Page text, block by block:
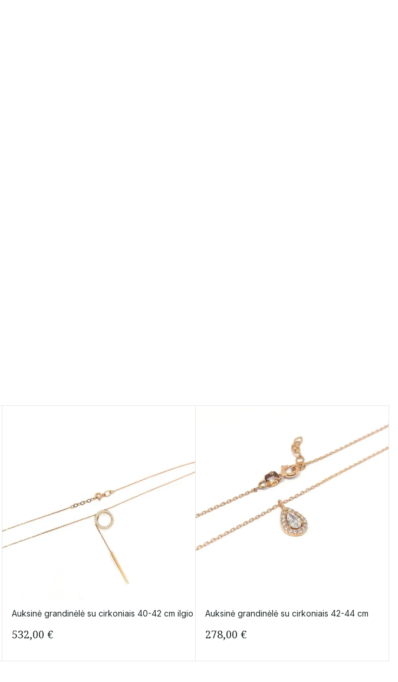
Auksinė grandinėlė su cirkoniais 40-42 cm ilgio
532,00 €
Auksinė grandinėlė su cirkoniais 42-44 cm
278,00 €